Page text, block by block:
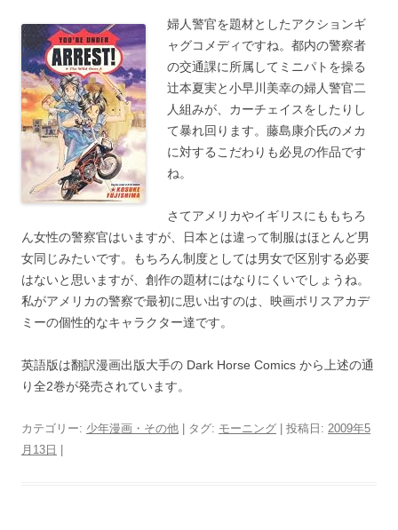
婦人警官を題材としたアクションギ
ャグコメディですね。都内の警察者
の交通課に所属してミニパトを操る
辻本夏実と小早川美幸の婦人警官二
人組みが、カーチェイスをしたりし
て暴れ回ります。藤島康介氏のメカ
に対するこだわりも必見の作品です
ね。
さてアメリカやイギリスにももちろ
ん女性の警察官はいますが、日本とは違って制服はほとんど男
女同じみたいです。もちろん制度としては男女で区別する必要
はないと思いますが、創作の題材にはなりにくいでしょうね。
私がアメリカの警察で最初に思い出すのは、映画ポリスアカデ
ミーの個性的なキャラクター達です。
英語版は翻訳漫画出版大手の Dark Horse Comics から上述の通
り全2巻が発売されています。
カテゴリー: 少年漫画・その他 | タグ: モーニング | 投稿日: 2009年5
月13日